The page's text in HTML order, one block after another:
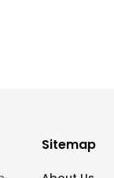
Sitemap